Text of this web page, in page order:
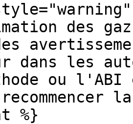
des gaz
dans les
ou
%}